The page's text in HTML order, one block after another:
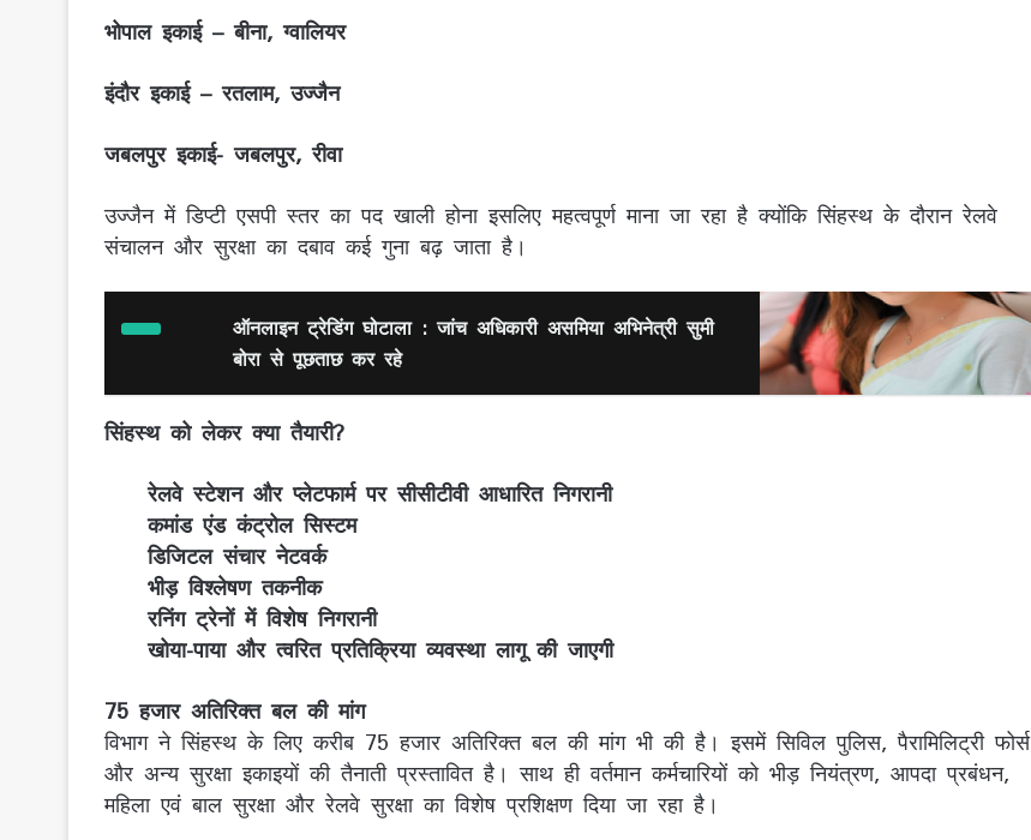
भोपाल इकाई – बीना, ग्वालियर
इंदौर इकाई – रतलाम, उज्जैन
जबलपुर इकाई- जबलपुर, रीवा
उज्जैन में डिप्टी एसपी स्तर का पद खाली होना इसलिए महत्वपूर्ण माना जा रहा है क्योंकि सिंहस्थ के दौरान रेलवे
संचालन और सुरक्षा का दबाव कई गुना बढ़ जाता है।
ऑनलाइन ट्रेडिंग घोटाला : जांच अधिकारी असमिया अभिनेत्री सुमी
बोरा से पूछताछ कर रहे
सिंहस्थ को लेकर क्या तैयारी?
रेलवे स्टेशन और प्लेटफार्म पर सीसीटीवी आधारित निगरानी
कमांड एंड कंट्रोल सिस्टम
डिजिटल संचार नेटवर्क
भीड़ विश्लेषण तकनीक
रनिंग ट्रेनों में विशेष निगरानी
खोया-पाया और त्वरित प्रतिक्रिया व्यवस्था लागू की जाएगी
75 हजार अतिरिक्त बल की मांग
विभाग ने सिंहस्थ के लिए करीब 75 हजार अतिरिक्त बल की मांग भी की है। इसमें सिविल पुलिस, पैरामिलिट्री फोर्स
और अन्य सुरक्षा इकाइयों की तैनाती प्रस्तावित है। साथ ही वर्तमान कर्मचारियों को भीड़ नियंत्रण, आपदा प्रबंधन,
महिला एवं बाल सुरक्षा और रेलवे सुरक्षा का विशेष प्रशिक्षण दिया जा रहा है।